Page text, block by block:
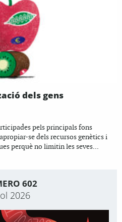
dels gens
pels principals fons
se dels recursos genètics i
perquè no limitin les seves...
602
2026